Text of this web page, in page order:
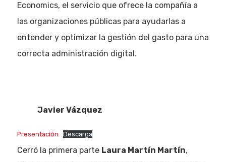
Economics, el servicio que ofrece la compañía a
las organizaciones públicas para ayudarlas a
entender y optimizar la gestión del gasto para una
correcta administración digital.
Javier Vázquez
Presentación Descarga
Cerró la primera parte Laura Martín Martín,